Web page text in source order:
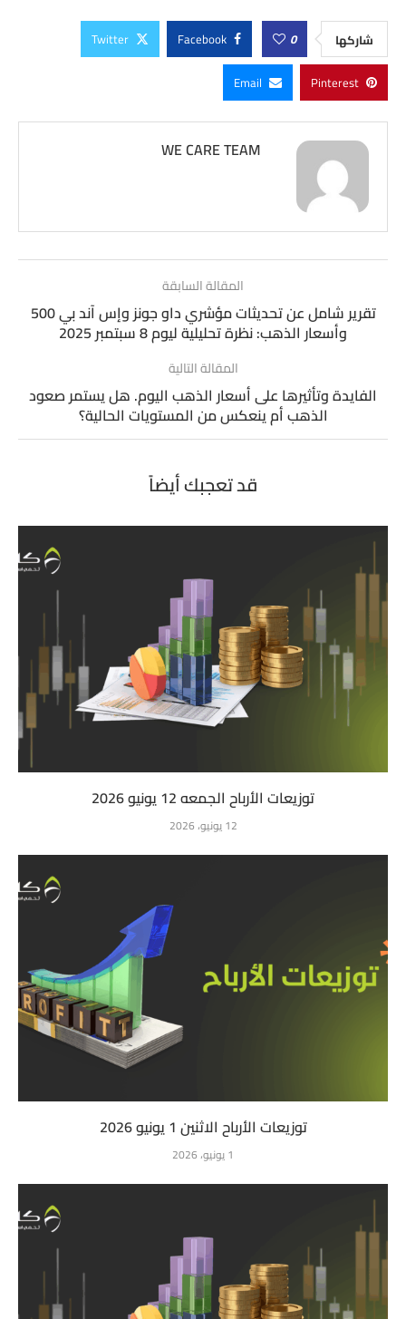
شاركها 0
Facebook
Twitter
Pinterest
Email
WE CARE TEAM
المقالة السابقة
تقرير شامل عن تحديثات مؤشري داو جونز وإس آند بي 500
وأسعار الذهب: نظرة تحليلية ليوم 8 سبتمبر 2025
المقالة التالية
الفايدة وتأثيرها على أسعار الذهب اليوم. هل يستمر صعود
الذهب أم ينعكس من المستويات الحالية؟
قد تعجبك أيضاً
توزيعات الأرباح الجمعه 12 يونيو 2026
12 يونيو، 2026
توزيعات الأرباح الاثنين 1 يونيو 2026
1 يونيو، 2026